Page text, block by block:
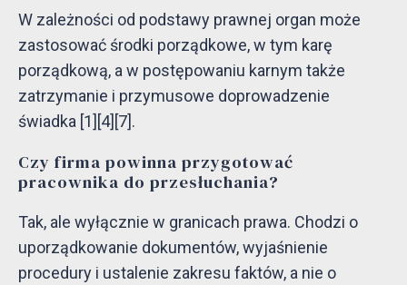
W zależności od podstawy prawnej organ może
zastosować środki porządkowe, w tym karę
porządkową, a w postępowaniu karnym także
zatrzymanie i przymusowe doprowadzenie
świadka [1][4][7].
Czy firma powinna przygotować
pracownika do przesłuchania?
Tak, ale wyłącznie w granicach prawa. Chodzi o
uporządkowanie dokumentów, wyjaśnienie
procedury i ustalenie zakresu faktów, a nie o